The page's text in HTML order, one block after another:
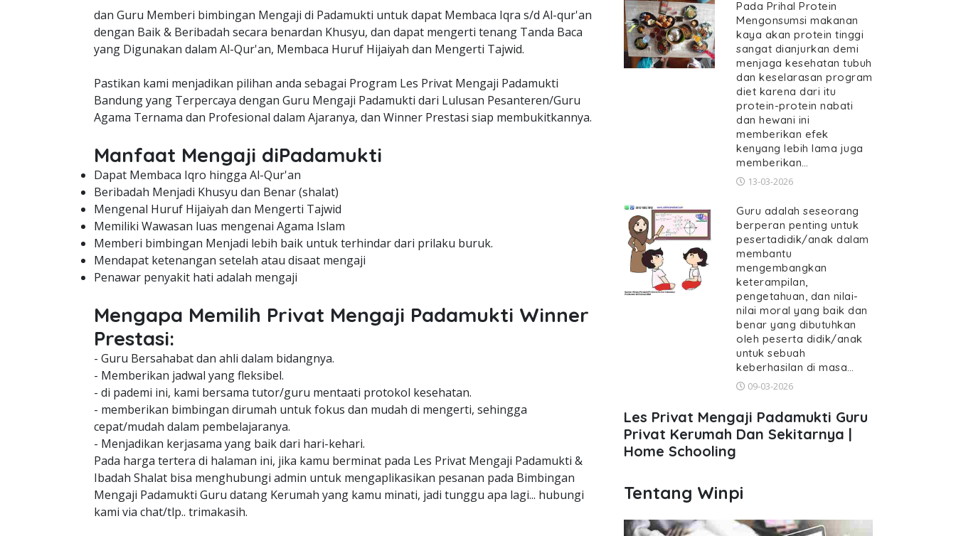
dan Guru Memberi bimbingan Mengaji di Padamukti untuk dapat Membaca Iqra s/d Al-qur'an
dengan Baik & Beribadah secara benardan Khusyu, dan dapat mengerti tenang Tanda Baca
yang Digunakan dalam Al-Qur'an, Membaca Huruf Hijaiyah dan Mengerti Tajwid.
Pastikan kami menjadikan pilihan anda sebagai Program Les Privat Mengaji Padamukti
Bandung yang Terpercaya dengan Guru Mengaji Padamukti dari Lulusan Pesanteren/Guru
Agama Ternama dan Profesional dalam Ajaranya, dan Winner Prestasi siap membukitkannya.
Manfaat Mengaji diPadamukti
Dapat Membaca Iqro hingga Al-Qur'an
Beribadah Menjadi Khusyu dan Benar (shalat)
Mengenal Huruf Hijaiyah dan Mengerti Tajwid
Memiliki Wawasan luas mengenai Agama Islam
Memberi bimbingan Menjadi lebih baik untuk terhindar dari prilaku buruk.
Mendapat ketenangan setelah atau disaat mengaji
Penawar penyakit hati adalah mengaji
Mengapa Memilih Privat Mengaji Padamukti Winner
Prestasi:
- Guru Bersahabat dan ahli dalam bidangnya.
- Memberikan jadwal yang fleksibel.
- di pademi ini, kami bersama tutor/guru mentaati protokol kesehatan.
- memberikan bimbingan dirumah untuk fokus dan mudah di mengerti, sehingga
cepat/mudah dalam pembelajaranya.
- Menjadikan kerjasama yang baik dari hari-kehari.
Pada harga tertera di halaman ini, jika kamu berminat pada Les Privat Mengaji Padamukti &
Ibadah Shalat bisa menghubungi admin untuk mengaplikasikan pesanan pada Bimbingan
Mengaji Padamukti Guru datang Kerumah yang kamu minati, jadi tunggu apa lagi... hubungi
kami via chat/tlp.. trimakasih.
Pada Prihal Protein
Mengonsumsi makanan
kaya akan protein tinggi
sangat dianjurkan demi
menjaga kesehatan tubuh
dan keselarasan program
diet karena dari itu
protein-protein nabati
dan hewani ini
memberikan efek
kenyang lebih lama juga
memberikan…
13-03-2026
Guru adalah seseorang
berperan penting untuk
pesertadidik/anak dalam
membantu
mengembangkan
keterampilan,
pengetahuan, dan nilai-
nilai moral yang baik dan
benar yang dibutuhkan
oleh peserta didik/anak
untuk sebuah
keberhasilan di masa…
09-03-2026
Les Privat Mengaji Padamukti Guru
Privat Kerumah Dan Sekitarnya |
Home Schooling
Tentang Winpi